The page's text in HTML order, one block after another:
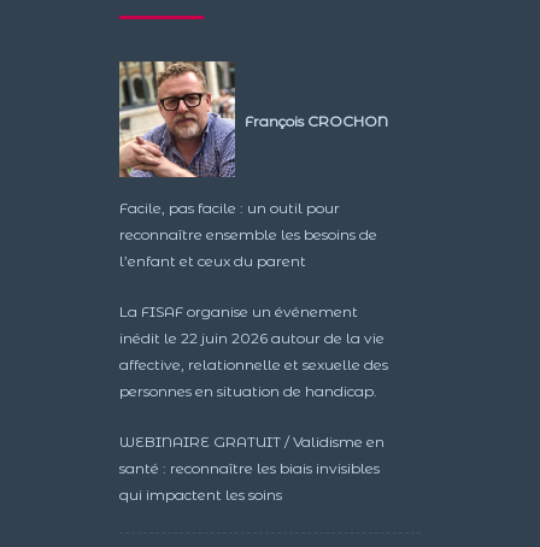
François CROCHON
Facile, pas facile : un outil pour
reconnaître ensemble les besoins de
l’enfant et ceux du parent
La FISAF organise un événement
inédit le 22 juin 2026 autour de la vie
affective, relationnelle et sexuelle des
personnes en situation de handicap.
WEBINAIRE GRATUIT / Validisme en
santé : reconnaître les biais invisibles
qui impactent les soins